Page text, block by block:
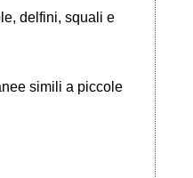
delfini, squali e
simili a piccole